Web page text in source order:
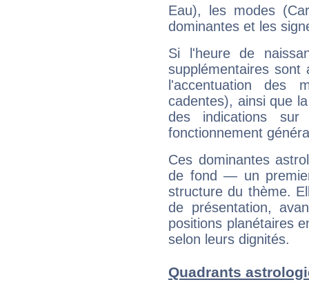
Eau), les modes
dominantes et les
Si l'heure de
supplémentaires sont
l'accentuation des
cadentes), ainsi que
des indications sur
fonctionnement
Ces dominantes
de fond — un
structure du thème.
de présentation,
positions planétaires
selon leurs dignités.
Quadrants